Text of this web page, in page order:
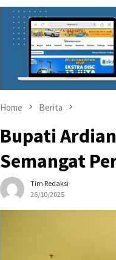
Home Berita
Bupati
Semangat
Tim Redaksi
26/10/2025